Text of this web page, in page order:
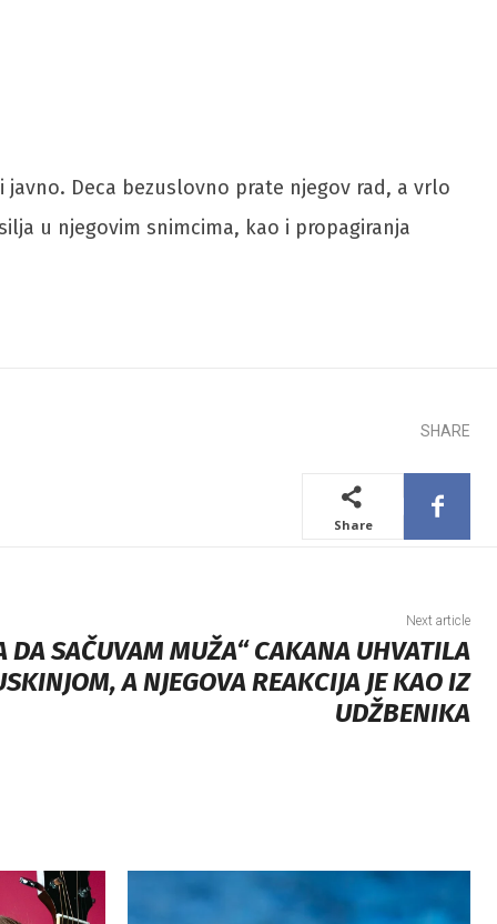
Deca bezuslovno prate njegov rad, a vrlo
u njegovim snimcima, kao i propagiranja
SHARE
Share
Next article
DA SAČUVAM MUŽA“ CAKANA UHVATILA
A NJEGOVA REAKCIJA JE KAO IZ
UDŽBENIKA